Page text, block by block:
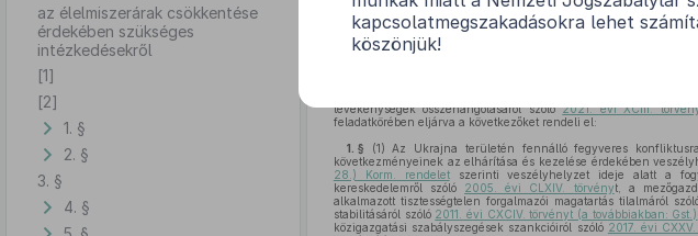
az élelmiszerárak csökkentése
érdekében szükséges
intézkedésekről
[1]
[2]
1. §
2. §
3. §
4. §
Hatályos:
tevékenységek összehangolásáról szóló2021. évi XCIII.
feladatkörében eljárva a következőket rendeli el:
1. § (1) Az Ukrajna területén fennálló fegyveres
következményeinek az elhárítása és kezelése érdekében
28.) Korm. rendeletszerinti veszélyhelyzet ideje alatt a
kereskedelemről szóló 2005. évi CLXIV. törvényt, a
alkalmazott tisztességtelen forgalmazói magatartás tilalmáról
stabilitásáról szóló 2011. évi CXCIV. törvényt (a továbbiakban: Gst.)
közigazgatási szabályszegések szankcióiról szóló 2017. évi
kapcsolatmegszakadásokra lehet
köszönjük!